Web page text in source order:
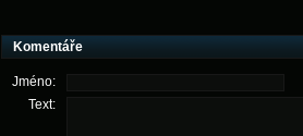
Komentáře
Jméno:
Text: